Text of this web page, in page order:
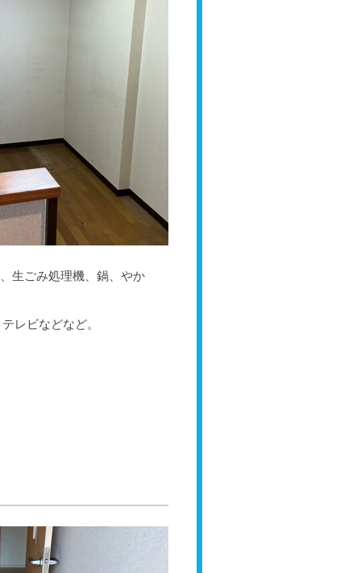
生ごみ処理機、鍋、やか
レビなどなど。